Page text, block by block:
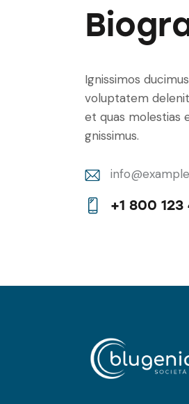
Ignissimos
voluptatem
et quas molestias
gnissimus.
E-
m
+1 800 123